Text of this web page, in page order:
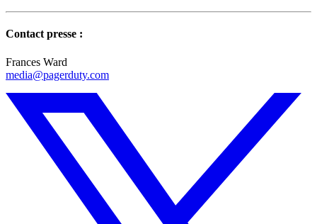
Contact presse :
Frances Ward
media@pagerduty.com